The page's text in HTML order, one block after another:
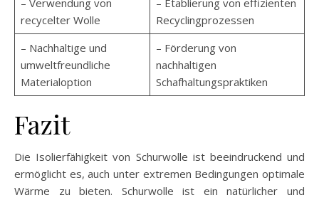
– Verwendung von
recycelter Wolle
– Etablierung von effizienten
Recyclingprozessen
– Nachhaltige und
umweltfreundliche
Materialoption
– Förderung von
nachhaltigen
Schafhaltungspraktiken
Fazit
Die Isolierfähigkeit von Schurwolle ist beeindruckend und
ermöglicht es, auch unter extremen Bedingungen optimale
Wärme zu bieten. Schurwolle ist ein natürlicher und